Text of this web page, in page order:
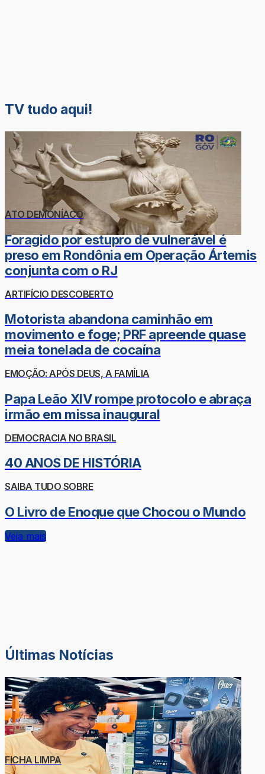
TV tudo aqui!
ATO DEMONÍACO
Foragido por estupro de vulnerável é
preso em Rondônia em Operação Ártemis
conjunta com o RJ
ARTIFÍCIO DESCOBERTO
Motorista abandona caminhão em
movimento e foge; PRF apreende quase
meia tonelada de cocaína
EMOÇÃO: APÓS DEUS, A FAMÍLIA
Papa Leão XIV rompe protocolo e abraça
irmão em missa inaugural
DEMOCRACIA NO BRASIL
40 ANOS DE HISTÓRIA
SAIBA TUDO SOBRE
O Livro de Enoque que Chocou o Mundo
Veja mais
Últimas Notícias
FICHA LIMPA